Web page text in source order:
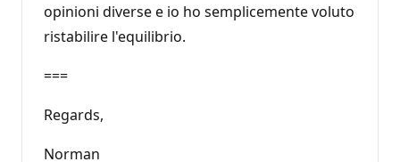
opinioni diverse e io ho semplicemente voluto
ristabilire l'equilibrio.
===
Regards,
Norman